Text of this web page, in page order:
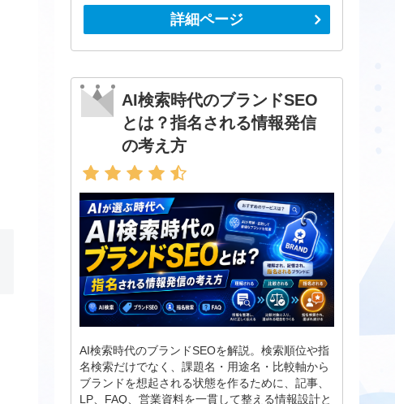
詳細ページ
AI検索時代のブランドSEO
とは？指名される情報発信
の考え方
AI検索時代のブランドSEOを解説。検索順位や指
名検索だけでなく、課題名・用途名・比較軸から
ブランドを想起される状態を作るために、記事、
LP、FAQ、営業資料を一貫して整える情報設計と